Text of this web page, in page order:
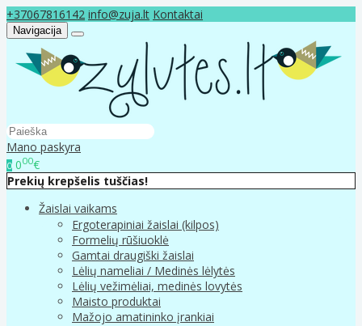
+37067816142 info@zuja.lt Kontaktai
Navigacija
Mano paskyra
0 000€
Prekių krepšelis tuščias!
Žaislai vaikams
Ergoterapiniai žaislai (kilpos)
Formelių rūšiuoklė
Gamtai draugiški žaislai
Lėlių nameliai / Medinės lėlytės
Lėlių vežimėliai, medinės lovytės
Maisto produktai
Mažojo amatininko įrankiai